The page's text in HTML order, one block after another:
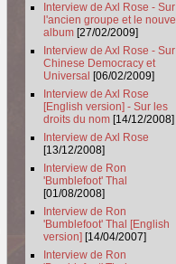
Interview de Axl Rose - Sur
l'ancien groupe et le nouvel
album [27/02/2009]
Interview de Axl Rose - Sur
Chinese Democracy et
Universal [06/02/2009]
Interview de Axl Rose
[English version] - Sur les
droits du nom [14/12/2008]
Interview de Axl Rose
[13/12/2008]
Interview de Ron
'Bumblefoot' Thal
[01/08/2008]
Interview de Ron
'Bumblefoot' Thal [English
version] [14/04/2007]
Interview de Ron